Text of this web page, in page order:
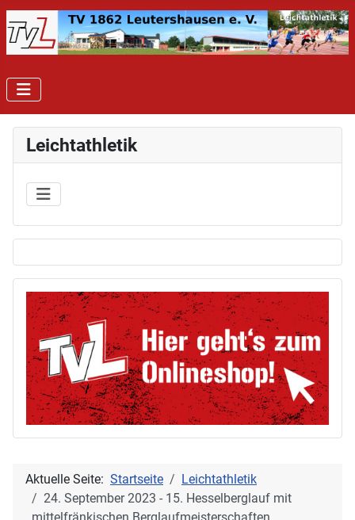
Leichtathletik
Aktuelle Seite: Startseite
Leichtathletik
24. September 2023 - 15. Hesselberglauf mit